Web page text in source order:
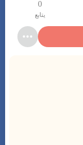
0
يتابع